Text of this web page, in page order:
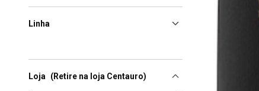
Linha
Loja (Retire na loja Centauro)